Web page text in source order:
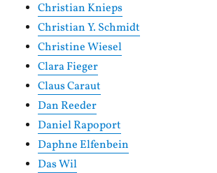
Christian Knieps
Christian Y. Schmidt
Christine Wiesel
Clara Fieger
Claus Caraut
Dan Reeder
Daniel Rapoport
Daphne Elfenbein
Das Wil